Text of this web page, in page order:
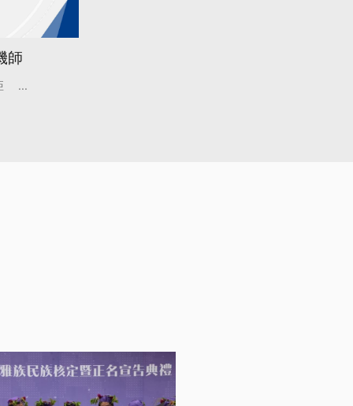
師
...